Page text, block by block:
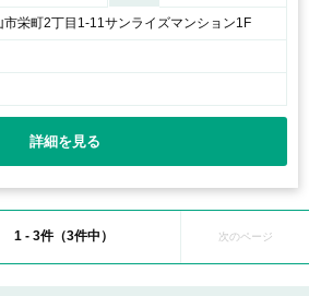
市栄町2丁目1-11サンライズマンション1F
詳細を見る
1 - 3件（3件中） 次のページ